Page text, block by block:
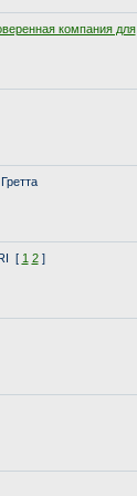
компания для
Гретта
[ 1 2 ]